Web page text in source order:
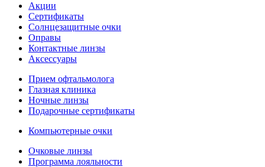
Акции
Сертификаты
Солнцезащитные очки
Оправы
Контактные линзы
Аксессуары
Прием офтальмолога
Глазная клиника
Ночные линзы
Подарочные сертификаты
Компьютерные очки
Очковые линзы
Программа лояльности